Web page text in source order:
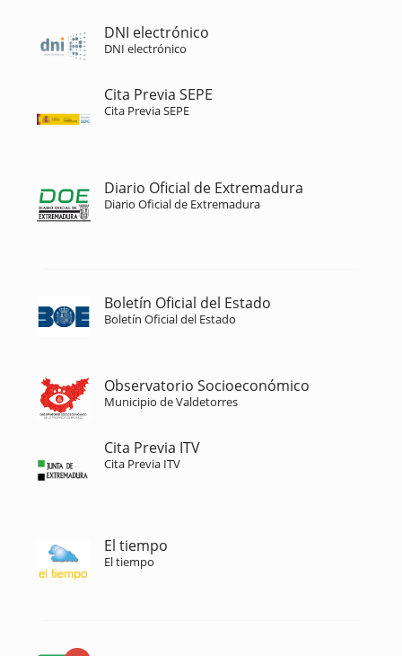
DNI electrónico
DNI electrónico
Cita Previa SEPE
Cita Previa SEPE
Diario Oficial de Extremadura
Diario Oficial de Extremadura
Boletín Oficial del Estado
Boletín Oficial del Estado
Observatorio Socioeconómico
Municipio de Valdetorres
Cita Previa ITV
Cita Previa ITV
El tiempo
El tiempo